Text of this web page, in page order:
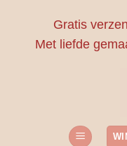
Gratis
Met liefde